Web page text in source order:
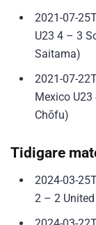
2021-07-
U23 4 – 3
Saitama)
2021-07-
Mexico
Chōfu)
Tidigare
2024-03-
2 – 2